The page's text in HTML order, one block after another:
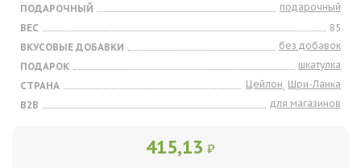
ПОДАРОЧНЫЙ
подарочный
ВЕС
85
ВКУСОВЫЕ ДОБАВКИ
без добавок
ПОДАРОК
шкатулка
СТРАНА
Цейлон, Шри-Ланка
B2B
для магазинов
415,13 ₽